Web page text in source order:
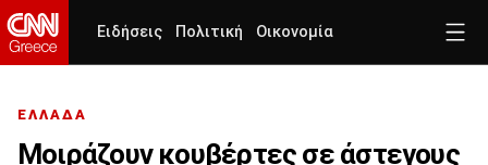
Ειδήσεις Πολιτική Οικονομία
ΕΛΛΑΔΑ
Μοιράζουν κουβέρτες σε άστεγους